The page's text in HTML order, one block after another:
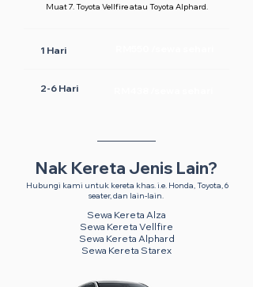
Muat 7. Toyota Vellfire atau Toyota Alphard.
1 Hari
2-6 Hari
Nak Kereta Jenis Lain?
Hubungi kami untuk kereta khas. i.e. Honda, Toyota, 6
seater, dan lain-lain.
Sewa Kereta Alza
Sewa Kereta Vellfire
Sewa Kereta Alphard
Sewa Kereta Starex